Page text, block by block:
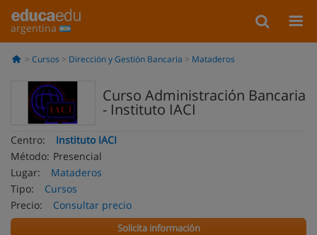
argentina
Cursos Dirección y Gestión Bancaria Mataderos
Curso Administración Bancaria
- Instituto IACI
Centro:
Instituto IACI
Método: Presencial
Lugar:
Mataderos
Tipo:
Cursos
Precio:
Consultar precio
Solicita información